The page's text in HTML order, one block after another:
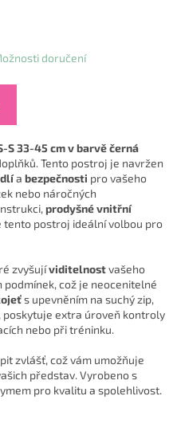
doručení
33-45 cm v barvě černá
Tento postroj je navržen
a bezpečnosti pro vašeho
nebo náročných
prodyšné vnitřní
tento postroj ideální volbou pro
zvyšujíviditelnostvašeho
podmínek, což je neocenitelné
s upevněním na suchý zip,
extra úroveň kontroly
nebo při tréninku.
zvlášť, což vám umožňuje
představ. Vyrobeno s
pro kvalitu a spolehlivost.